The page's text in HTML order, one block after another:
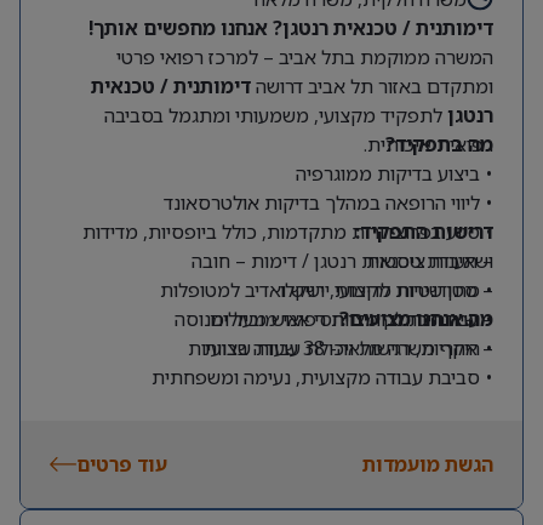
ניסיון בהובלת הקמות, הרחבות או טרנספורמציות
תפעוליות משמעותיות – יתרון.
דימותנית / טכנאית רנטגן? אנחנו מחפשים אותך!
המשרה ממוקמת בתל אביב – למרכז רפואי פרטי
ומתקדם באזור תל אביב דרושהדימותנית / טכנאית
רנטגןלתפקיד מקצועי, משמעותי ומתגמל בסביבה
רפואית איכותית.
מה בתפקיד?
• ביצוע בדיקות ממוגרפיה
• ליווי הרופאה במהלך בדיקות אולטרסאונד
• סיוע בפרוצדורות מתקדמות, כולל ביופסיות, מדידות
ושאיבות ציסטות
• מתן שירות מקצועי, רגיש ואדיב למטופלות
• עבודה כחלק מצוות רפואי מוביל ומנוסה
דרישות התפקיד:
– תעודת טכנאית רנטגן / דימות – חובה
– סטודנטיות לדימות יישקלו
– שירותיות גבוהה ויחסי אנוש מעולים
– אחריות, רגישות ויכולת עבודה בצוות
מה אנחנו מציעים?
• היקף משרה מלאה- 38 שעות שבועיות
• סביבת עבודה מקצועית, נעימה ומשפחתית
• הזדמנות להשתלב במרכז רפואי מוביל עם אופק מקצועי
הגשת מועמדות עוד פרטים